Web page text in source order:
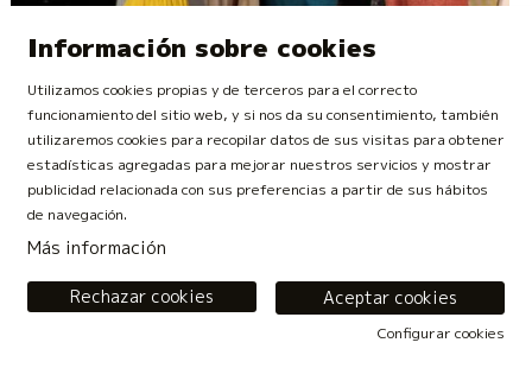
05.07.2023
¡NOVEDAD ESPECIAL EN L’AUTÈNTICA! CURSO DE
TEATRO MUSICAL PARA NIÑES Y JÓVENES
L’autèntica, escuela que lleva 17 años formando actores de
Información sobre cookies
Utilizamos cookies propias y de terceros para el correcto
funcionamiento del sitio web, y si nos da su consentimiento, también
utilizaremos cookies para recopilar datos de sus visitas para obtener
estadísticas agregadas para mejorar nuestros servicios y mostrar
publicidad relacionada con sus preferencias a partir de sus hábitos
de navegación.
Más información
Aceptar cookies
Rechazar cookies
Configurar cookies